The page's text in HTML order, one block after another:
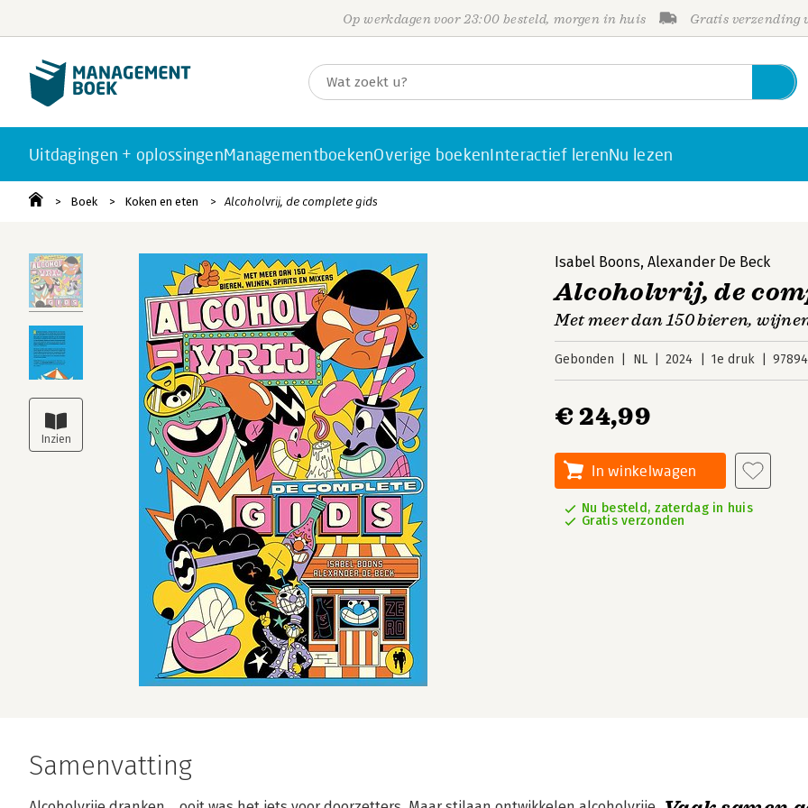
Op werkdagen voor 23:00 besteld, morgen in huis Gratis verzending
Uitdagingen + oplossingenManagementboekenOverige boekenInteractief lerenNu lezen
Boek Koken en eten Alcoholvrij, de complete gids
Isabel Boons,Alexander De Beck
Alcoholvrij, de
Met meer dan 150 bieren,
Gebonden NL 2024 1e druk
€ 24,99
In winkelwagen
Nu besteld, zaterdag in huis
Gratis verzonden
Samenvatting